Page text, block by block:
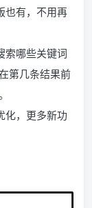
也有，不用再
索哪些关键词
第几条结果前
化，更多新功